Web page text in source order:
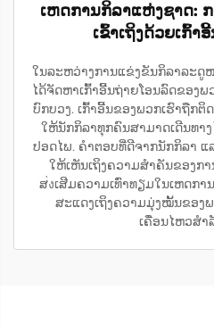
ເຫດການກິລາແຫ່ງຊາດ:
ເຂົ້າເຖິງດ້ວຍເກົ້າ
ໃນລະຫວ່າງການແຂ່ງຂັນກິລາລະດູ
ໄດ້ຈັດຫາເກົ້າອີ້ນຖ່າຍໂອນລົດຂອງ
ບົກບວງ. ເກົ້າອີ້ນຂອງພວກເຮົາຖືກຕິ
ໃຫ້ນັກກິລາທຸກຄົນສາມາດເດີນທາ
ປອດໄພ. ຄຳຕອບທີ່ດີຈາກນັກກິລາ ແ
ໃຫ້ເຫັນເຖິງຄວາມສຳຄັນຂອງກາ
ສ่งເສີມຄວາມເທົ່າທຽມໃນເຫດກາ
ສະແດງເຖິງຄວາມມຸ່ງໝັ້ນຂອງ
ເຄື່ອນໄຫວສຳ